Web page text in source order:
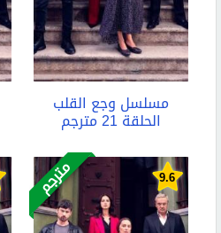
مسلسل وجع القلب
الحلقة 21 مترجم
9.6 مترجم